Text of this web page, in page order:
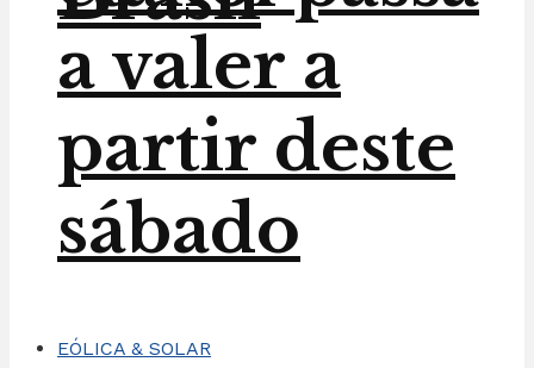
a valer a
partir deste
sábado
EÓLICA & SOLAR